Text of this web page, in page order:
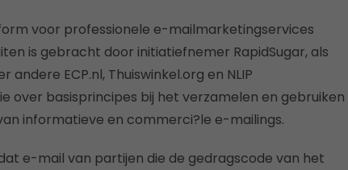
voor professionele e-mailmarketingservices
is gebracht door initiatiefnemer RapidSugar, als
ECP.nl, Thuiswinkel.org en NLIP
over basisprincipes bij het verzamelen en gebruiken
informatieve en commerci?le e-mailings.
e-mail van partijen die de gedragscode van het